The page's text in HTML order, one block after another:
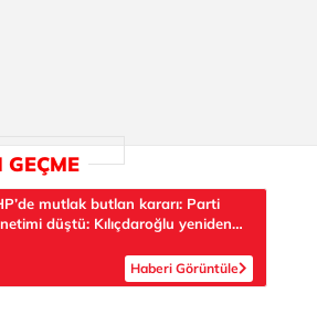
mutlak butlan kararı: Parti
düştü: Kılıçdaroğlu yeniden
Haberi Görüntüle